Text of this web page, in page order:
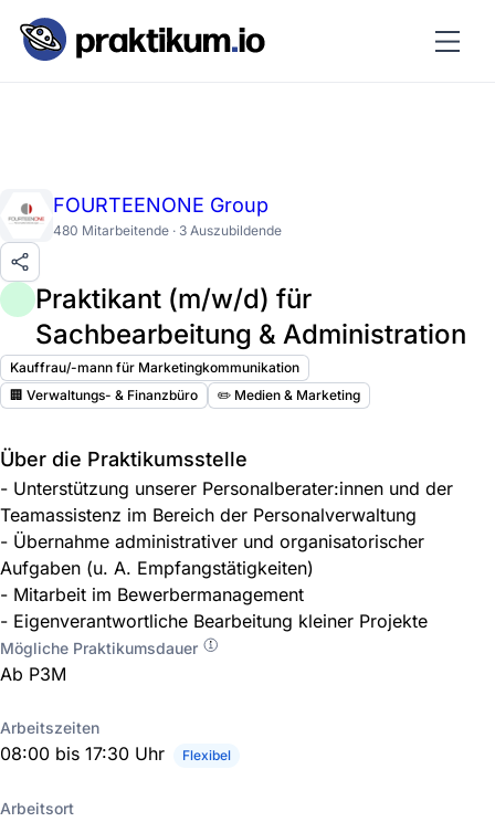
FOURTEENONE Group
480 Mitarbeitende · 3 Auszubildende
Praktikant (m/w/d) für
Sachbearbeitung & Administration
Kauffrau/-mann für Marketingkommunikation
🏢 Verwaltungs- & Finanzbüro
✏️ Medien & Marketing
Über die Praktikumsstelle
- Unterstützung unserer Personalberater:innen und der
Teamassistenz im Bereich der Personalverwaltung
- Übernahme administrativer und organisatorischer
Aufgaben (u. A. Empfangstätigkeiten)
- Mitarbeit im Bewerbermanagement
- Eigenverantwortliche Bearbeitung kleiner Projekte
Mögliche Praktikumsdauer
Ab P3M
Arbeitszeiten
08:00 bis 17:30 Uhr Flexibel
Arbeitsort